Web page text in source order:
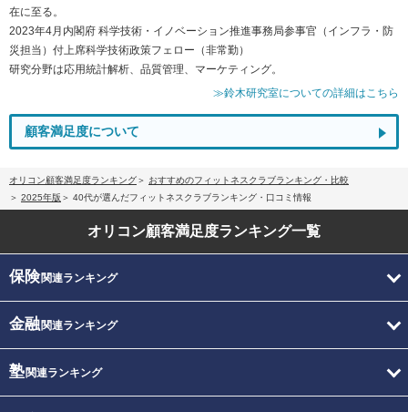
在に至る。
2023年4月内閣府 科学技術・イノベーション推進事務局参事官（インフラ・防
災担当）付上席科学技術政策フェロー（非常勤）
研究分野は応用統計解析、品質管理、マーケティング。
≫鈴木研究室についての詳細はこちら
顧客満足度について
オリコン顧客満足度ランキング
おすすめのフィットネスクラブランキング・比較
2025年版
40代が選んだフィットネスクラブランキング・口コミ情報
オリコン顧客満足度ランキング一覧
保険関連ランキング
金融関連ランキング
塾関連ランキング